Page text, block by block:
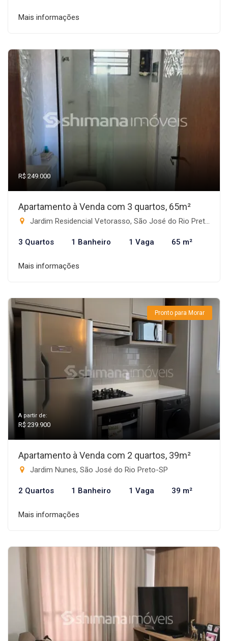
Mais informações
R$ 249.000
Apartamento à Venda com 3 quartos, 65m²
Jardim Residencial Vetorasso, São José do Rio Preto-SP
3 Quartos 1 Banheiro 1 Vaga 65 m²
Mais informações
Pronto para Morar
A partir de:
R$ 239.900
Apartamento à Venda com 2 quartos, 39m²
Jardim Nunes, São José do Rio Preto-SP
2 Quartos 1 Banheiro 1 Vaga 39 m²
Mais informações